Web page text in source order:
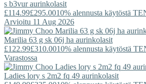
s b3vur aurinkolasit
£114.99£295.0010% alennusta käytöstä
Arvioitu 11 Aug 2026
Marilia 63 g sk 06j ha aurinkolasit
£122.99£310.0010% alennusta käytöstä
Varastossa
Ladies lory s 2m2 fq 49 aurinkolasit